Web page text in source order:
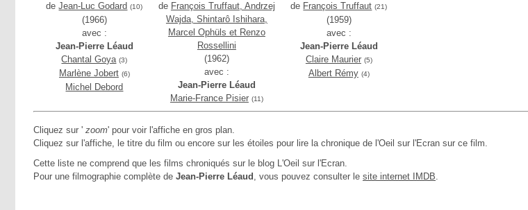
deJean-Luc Godard (10)
(1966)
avec :
Jean-Pierre Léaud
Chantal Goya (3)
Marlène Jobert (6)
Michel Debord
de François Truffaut, Andrzej
Wajda, Shintarô Ishihara,
Marcel Ophüls et Renzo
Rossellini
(1962)
avec :
Jean-Pierre Léaud
Marie-France Pisier (11)
de François Truffaut (21)
(1959)
avec :
Jean-Pierre Léaud
Claire Maurier (5)
Albert Rémy (4)
Cliquez sur ' zoom' pour voir l'affiche en gros plan.
Cliquez sur l'affiche, le titre du film ou encore sur les étoiles pour lire la chronique de l'Oeil sur l'Ecran sur ce film.
Cette liste ne comprend que les films chroniqués sur le blog L'Oeil sur l'Ecran.
Pour une filmographie complète de Jean-Pierre Léaud , vous pouvez consulter le site internet IMDB.